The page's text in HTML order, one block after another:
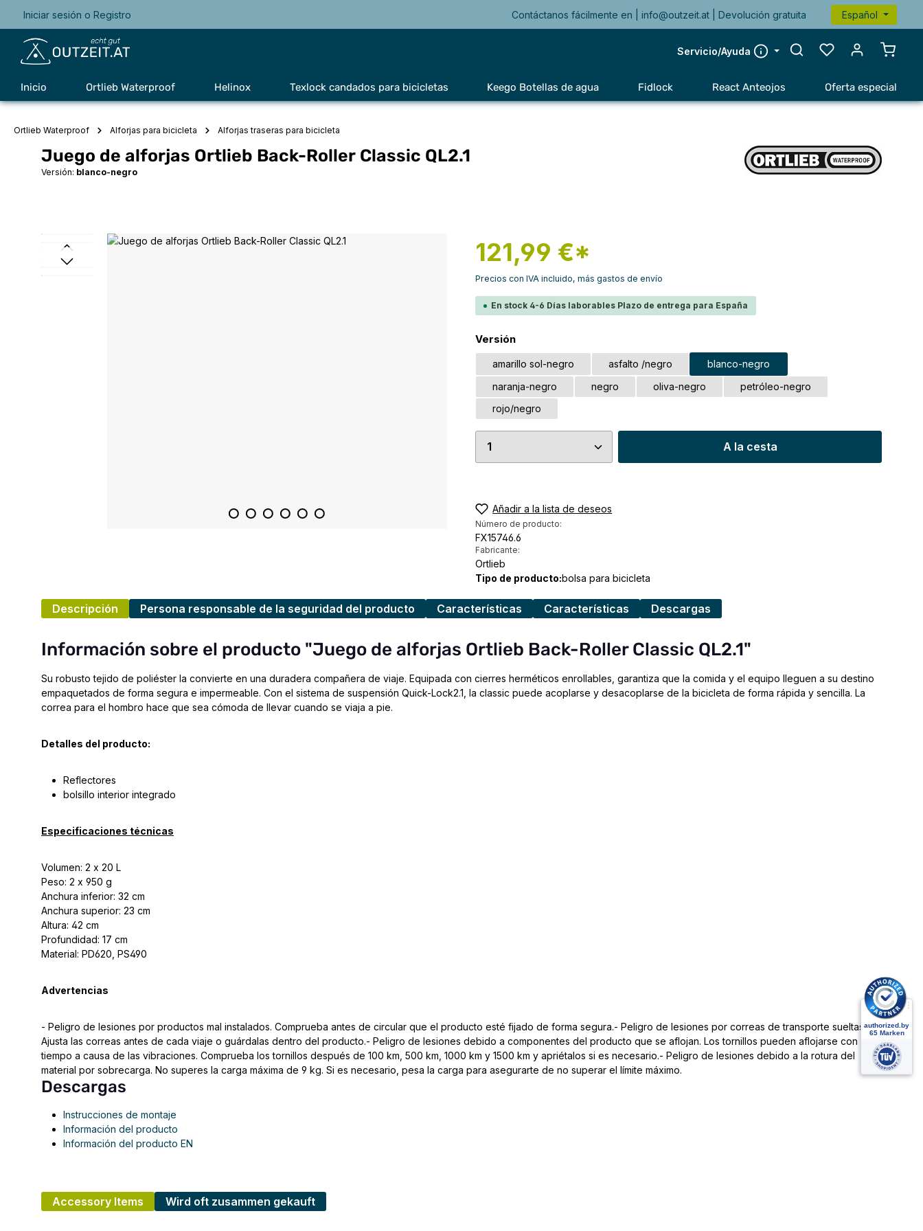
Saltar a la navegación principal
Iniciar sesión o Registro Contáctanos fácilmente en |info@outzeit.at | Devolución gratuita Español
Servicio/Ayuda
El
Inicio Ortlieb Waterproof Helinox Texlock candados para bicicletas Keego Botellas de agua Fidlock React Anteojos Oferta especial
Ortlieb Waterproof Alforjas para bicicleta Alforjas traseras para bicicleta
Juego de alforjas Ortlieb Back-Roller Classic QL2.1
Versión: blanco-negro
Omitir galería de imágenes 121,99 €*
Precios con IVA incluido, más gastos de envío
En stock 4-6 Días laborables Plazo de entrega para España
Seleccione
Versión
amarillo sol-negro asfalto /negro
blanco-negro
naranja-negro
negro oliva-negro
petróleo-negro
rojo/negro
Cantidad del producto: introduce la cantidad deseada
A la cesta
Añadir a la lista de deseos
Número de producto:
FX15746.6
Fabricante:
Ortlieb
Tipo de producto:bolsa para bicicleta
Descripción Persona responsable de la seguridad del producto Características Características Descargas
Información sobre el producto "Juego de alforjas Ortlieb Back-Roller Classic QL2.1"
Su robusto tejido de poliéster la convierte en una duradera compañera de viaje. Equipada con cierres herméticos enrollables, garantiza que la comida y el equipo lleguen a su destino
empaquetados de forma segura e impermeable. Con el sistema de suspensión Quick-Lock2.1, la classic puede acoplarse y desacoplarse de la bicicleta de forma rápida y sencilla. La
correa para el hombro hace que sea cómoda de llevar cuando se viaja a pie.
Detalles del producto:
Reflectores
bolsillo interior integrado
Especificaciones técnicas
Volumen: 2 x 20 L
Peso: 2 x 950 g
Anchura inferior: 32 cm
Anchura superior: 23 cm
Altura: 42 cm
Profundidad: 17 cm
Material: PD620, PS490
Advertencias
- Peligro de lesiones por productos mal instalados. Comprueba antes de circular que el producto esté fijado de forma segura.- Peligro de lesiones por correas de transporte sueltas.
Ajusta las correas antes de cada viaje o guárdalas dentro del producto.- Peligro de lesiones debido a componentes del producto que se aflojan. Los tornillos pueden aflojarse con el
tiempo a causa de las vibraciones. Comprueba los tornillos después de 100 km, 500 km, 1000 km y 1500 km y apriétalos si es necesario.- Peligro de lesiones debido a la rotura del
material por sobrecarga. No superes la carga máxima de 9 kg. Si es necesario, pesa la carga para asegurarte de no superar el límite máximo.
Descargas
Instrucciones de montaje
Información del producto
Información del producto EN
Accessory Items Wird oft zusammen gekauft